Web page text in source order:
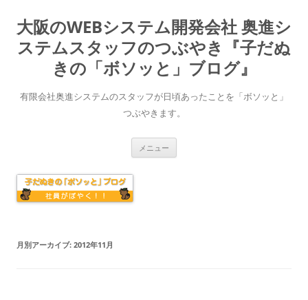
大阪のWEBシステム開発会社 奥進シ
ステムスタッフのつぶやき『子だぬ
きの「ボソッと」ブログ』
有限会社奥進システムのスタッフが日頃あったことを「ボソッと」
つぶやきます。
メニュー
月別アーカイブ: 2012年11月